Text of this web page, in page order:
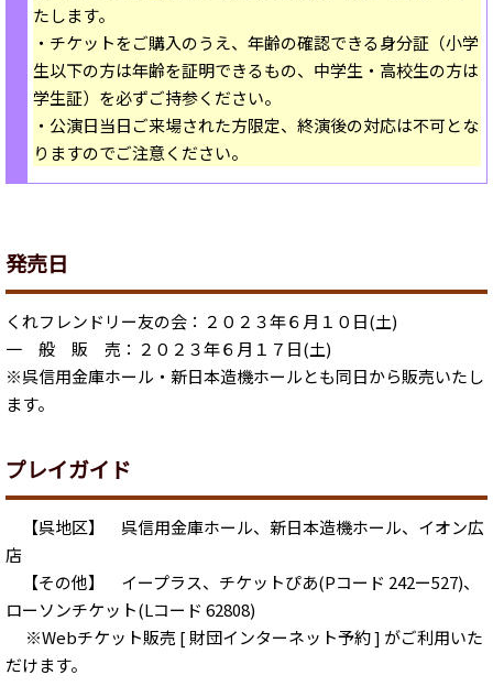
たします。
・チケットをご購入のうえ、年齢の確認できる身分証（小学
生以下の方は年齢を証明できるもの、中学生・高校生の方は
学生証）を必ずご持参ください。
・公演日当日ご来場された方限定、終演後の対応は不可とな
りますのでご注意ください。
発売日
くれフレンドリー友の会：２０２３年６月１０日(土)
一 般 販 売：２０２３年６月１７日(土)
※呉信用金庫ホール・新日本造機ホールとも同日から販売いたし
ます。
プレイガイド
【呉地区】 呉信用金庫ホール、新日本造機ホール、イオン広
店
【その他】 イープラス、チケットぴあ(Pコード 242ー527)、
ローソンチケット(Lコード 62808)
※Webチケット販売 [ 財団インターネット予約 ] がご利用いた
だけます。